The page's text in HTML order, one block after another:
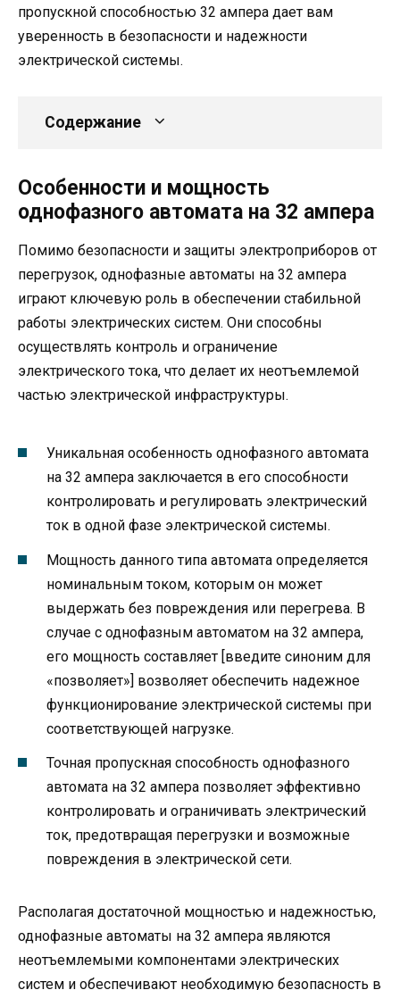
пропускной способностью 32 ампера дает вам
уверенность в безопасности и надежности
электрической системы.
Содержание
Особенности и мощность
однофазного автомата на 32 ампера
Помимо безопасности и защиты электроприборов от
перегрузок, однофазные автоматы на 32 ампера
играют ключевую роль в обеспечении стабильной
работы электрических систем. Они способны
осуществлять контроль и ограничение
электрического тока, что делает их неотъемлемой
частью электрической инфраструктуры.
Уникальная особенность однофазного автомата
на 32 ампера заключается в его способности
контролировать и регулировать электрический
ток в одной фазе электрической системы.
Мощность данного типа автомата определяется
номинальным током, которым он может
выдержать без повреждения или перегрева. В
случае с однофазным автоматом на 32 ампера,
его мощность составляет [введите синоним для
«позволяет»] возволяет обеспечить надежное
функционирование электрической системы при
соответствующей нагрузке.
Точная пропускная способность однофазного
автомата на 32 ампера позволяет эффективно
контролировать и ограничивать электрический
ток, предотвращая перегрузки и возможные
повреждения в электрической сети.
Располагая достаточной мощностью и надежностью,
однофазные автоматы на 32 ампера являются
неотъемлемыми компонентами электрических
систем и обеспечивают необходимую безопасность в